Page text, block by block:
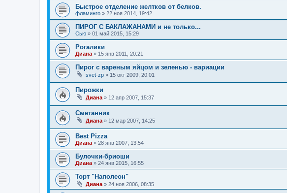
Быстрое отделение желтков от белков.
фламинго » 22 ноя 2014, 19:42
ПИРОГ С БАКЛАЖАНАМИ и не только...
Сью » 01 май 2015, 15:29
Рогалики
Диана » 15 янв 2011, 20:21
Пирог с вареным яйцом и зеленью - вариации
svet-zp » 15 окт 2009, 20:01
Пирожки
Диана» 12 апр 2007, 15:37
Сметанник
Диана » 12 мар 2007, 14:25
Best Pizza
Диана » 28 янв 2007, 13:54
Булочки-бриоши
Диана » 24 янв 2015, 16:55
Торт "Наполеон"
Диана » 24 ноя 2006, 08:35